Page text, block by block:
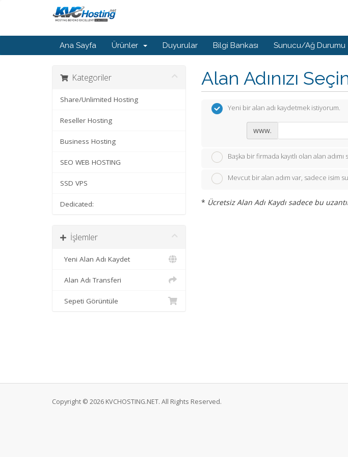
Ana Sayfa Ürünler Duyurular Bilgi Bankası Sunucu/Ağ Durumu
Kategoriler
Share/Unlimited Hosting
Reseller Hosting
Business Hosting
SEO WEB HOSTING
SSD VPS
Dedicated:
İşlemler
Yeni Alan Adı Kaydet
Alan Adı Transferi
Sepeti Görüntüle
Alan Adınızı
Yeni bir alan adı kaydetmek istiyorum.
www.
Başka bir firmada kayıtlı olan alan
Mevcut bir alan adım var, sadece isim
* Ücretsiz Alan Adı Kaydı sadece bu
Copyright © 2026 KVCHOSTING.NET. All Rights Reserved.